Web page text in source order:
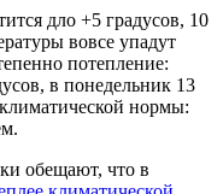
дло +5 градусов, 10
вовсе упадут
потепление:
в понедельник 13
нормы:
обещают, что в